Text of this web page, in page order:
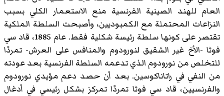
العام للهند الصينية الفرنسية منع الاستعمار الكلي بسبب
النزاعات المحتملة مع الكمبوديين، وأصبحت السلطة الملكية
تقتصر على كونها سلطة رئيسة شكلية فقط. عام 1885، قاد سي
فوثا -الأخ غير الشقيق لنورودوم والمنافس على العرش- تمردًا
للتخلص من نورودوم الذي تدعمه السلطة الفرنسية بعد عودته
من النفي في راتاناكوسين. بعد أن حصد دعم مؤيدي نورودوم
والفرنسيين، قاد سي فوثا تمردًا تمركز بشكل رئيسي في أدغال